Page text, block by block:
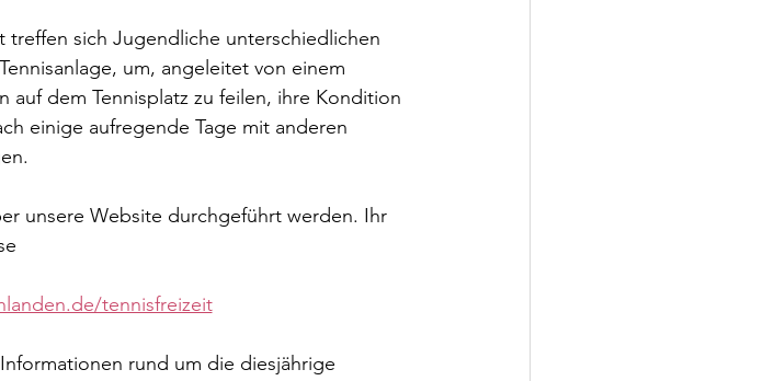
treffen sich Jugendliche unterschiedlichen
um, angeleitet von einem
auf dem Tennisplatz zu feilen, ihre Kondition
einige aufregende Tage mit anderen
unsere Website durchgeführt werden. Ihr
tennisfreizeit
rund um die diesjährige